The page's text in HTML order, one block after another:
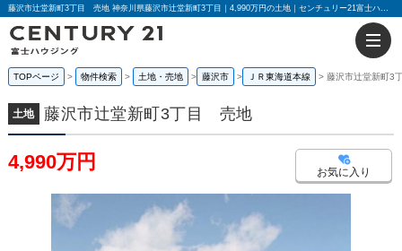
藤沢市辻堂新町3丁目 売地 神奈川県藤沢市辻堂新町3丁目｜4,990万円の土地｜センチュリー21富士ハウジング
TOPページ 物件検索 土地・売地 藤沢市 ＪＲ東海道本線 藤沢市辻堂新町3
土地 藤沢市辻堂新町3丁目 売地
4,990万円 お気に入り